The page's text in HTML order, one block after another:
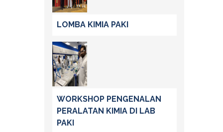
LOMBA KIMIA PAKI
WORKSHOP PENGENALAN
PERALATAN KIMIA DI LAB
PAKI